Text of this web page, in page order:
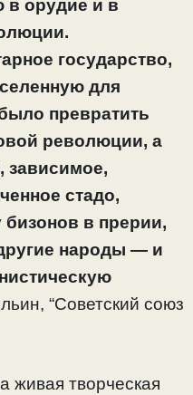
орудие и в
государство,
для
превратить
революции, а
зависимое,
стадо,
бизонов в прерии,
народы — и
“Советский союз
живая творческая